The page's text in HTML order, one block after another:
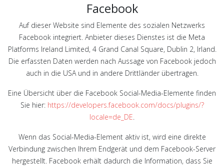
Facebook
Auf dieser Website sind Elemente des sozialen Netzwerks
Facebook integriert. Anbieter dieses Dienstes ist die Meta
Platforms Ireland Limited, 4 Grand Canal Square, Dublin 2, Irland.
Die erfassten Daten werden nach Aussage von Facebook jedoch
auch in die USA und in andere Drittländer übertragen.
Eine Übersicht über die Facebook Social-Media-Elemente finden
Sie hier: https://developers.facebook.com/docs/plugins/?
locale=de_DE.
Wenn das Social-Media-Element aktiv ist, wird eine direkte
Verbindung zwischen Ihrem Endgerät und dem Facebook-Server
hergestellt. Facebook erhält dadurch die Information, dass Sie